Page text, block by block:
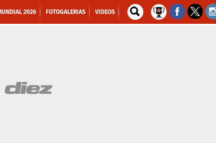
2026 FOTOGALERIAS VIDEOS